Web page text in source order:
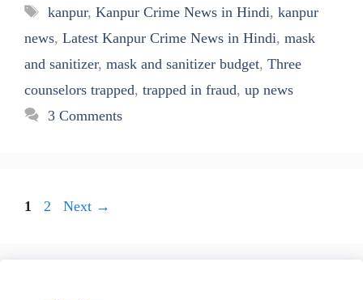
Tags
kanpur, Kanpur Crime News in Hindi, kanpur
news, Latest Kanpur Crime News in Hindi, mask
and sanitizer, mask and sanitizer budget, Three
counselors trapped, trapped in fraud, up news
3 Comments
Page
1 Page
2 Next →